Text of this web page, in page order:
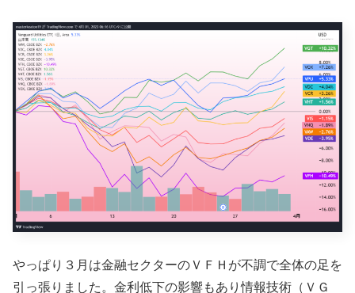
やっぱり３月は金融セクターのＶＦＨが不調で全体の足を
引っ張りました。金利低下の影響もあり情報技術（ＶＧ